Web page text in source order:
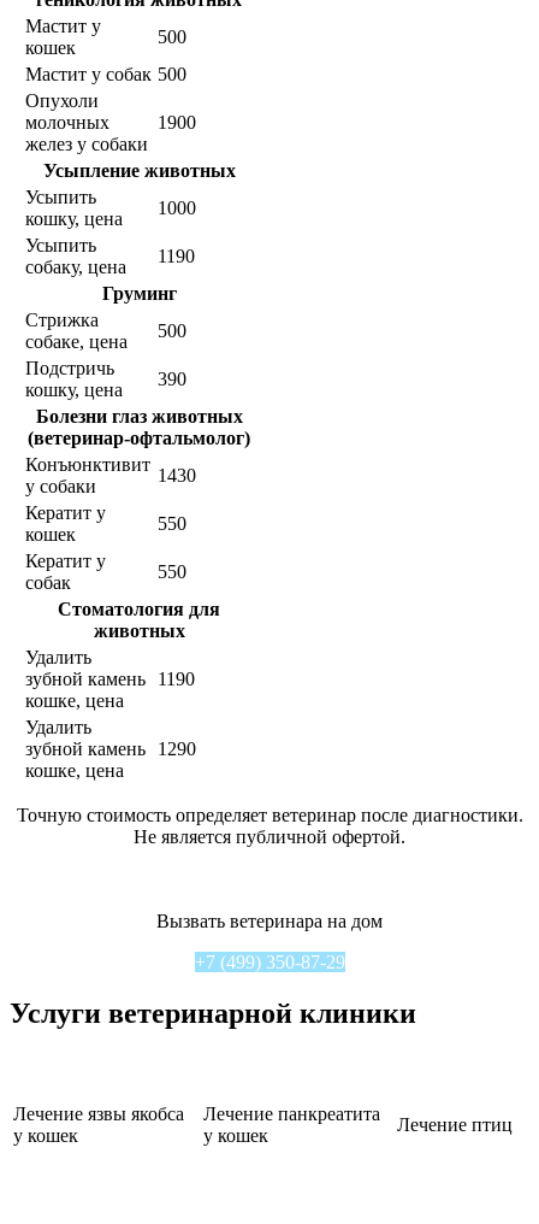
Мастит у
кошек
500
Мастит у собак 500
Опухоли
молочных
желез у собаки
1900
Усыпление животных
Усыпить
кошку, цена
1000
Усыпить
собаку, цена
1190
Груминг
Стрижка
собаке, цена
500
Подстричь
кошку, цена
390
Болезни глаз животных
(ветеринар-офтальмолог)
Конъюнктивит
у собаки
1430
Кератит у
кошек
550
Кератит у
собак
550
Стоматология для
животных
Удалить
зубной камень
кошке, цена
1190
Удалить
зубной камень
кошке, цена
1290
Точную стоимость определяет ветеринар после диагностики.
Не является публичной офертой.
Вызвать ветеринара на дом
+7 (499) 350-87-29
Услуги ветеринарной клиники
Лечение язвы якобса
у кошек
Лечение панкреатита
у кошек
Лечение птиц